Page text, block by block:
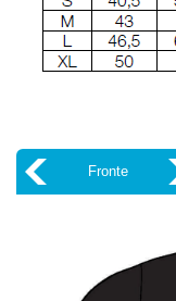
Fronte